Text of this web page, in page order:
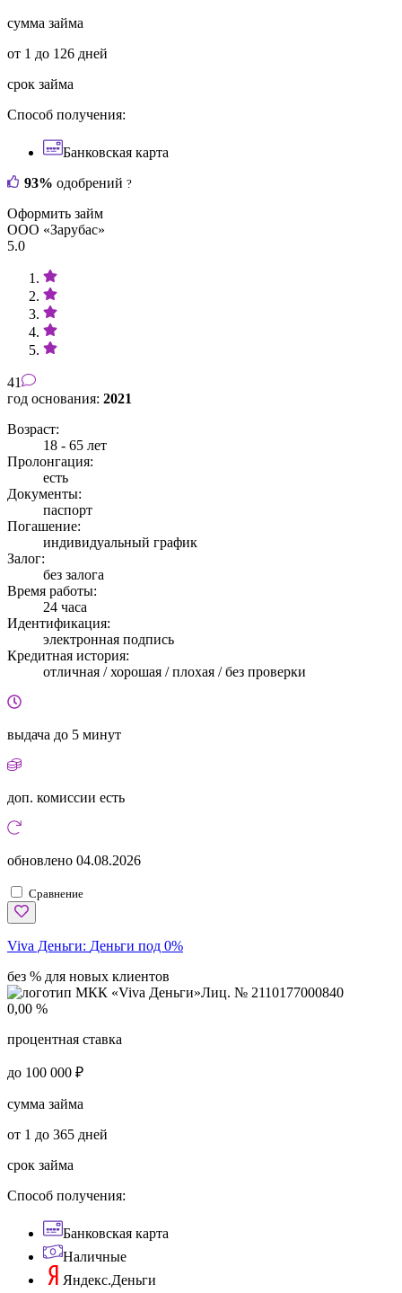
сумма займа
от 1 до 126 дней
срок займа
Способ получения:
Банковская карта
93% одобрений ?
Оформить займ
ООО «Зарубас»
5.0
41
год основания: 2021
Возраст:
18 - 65 лет
Пролонгация:
есть
Документы:
паспорт
Погашение:
индивидуальный график
Залог:
без залога
Время работы:
24 часа
Идентификация:
электронная подпись
Кредитная история:
отличная / хорошая / плохая / без проверки
выдача до 5 минут
доп. комиссии есть
обновлено 04.08.2026
Сравнение
Viva Деньги: Деньги под 0%
без % для новых клиентов
Лиц. № 2110177000840
0,00 %
процентная ставка
до 100 000 ₽
сумма займа
от 1 до 365 дней
срок займа
Способ получения:
Банковская карта
Наличные
Яндекс.Деньги